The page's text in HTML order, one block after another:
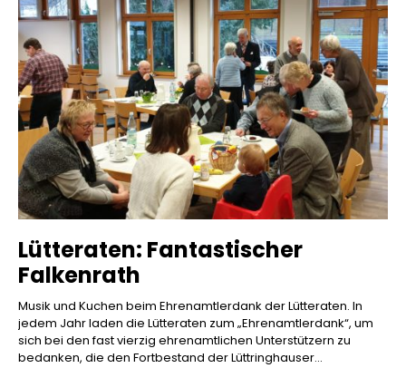
Lütteraten: Fantastischer
Falkenrath
Musik und Kuchen beim Ehrenamtlerdank der Lütteraten. In
jedem Jahr laden die Lütteraten zum „Ehrenamtlerdank“, um
sich bei den fast vierzig ehrenamtlichen Unterstützern zu
bedanken, die den Fortbestand der Lüttringhauser...